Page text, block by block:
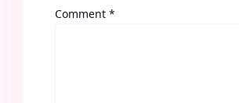
Comment *